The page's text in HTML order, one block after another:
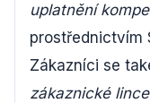
uplatnění
prostřednictvím
Zákazníci se
zákaznické